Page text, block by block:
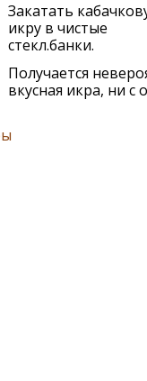
Закатать
икру в чистые
стекл.банки.
Получается
вкусная икра, ни с